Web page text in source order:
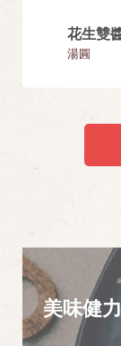
花生雙
湯圓
美味健